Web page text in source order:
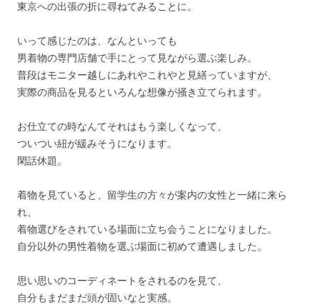
東京への出張の折に尋ねてみることに。
いって感じたのは、なんといっても
男着物の専門店舗で手にとって見ながら選ぶ楽しみ。
普段はモニター越しにあれやこれやと見繕っていますが、
実際の商品を見るといろんな想像が掻き立てられます。
お仕立ての時なんてそれはもう楽しくなって、
ついつい紐が緩みそうになります。
閑話休題。
着物を見ていると、留学生の方々が案内の女性と一緒に来ら
れ、
着物選びをされている場面に立ち会うことになりました。
自分以外の男性着物を選ぶ場面に初めて遭遇しました。
思い思いのコーディネートをされるのを見て、
自分もまだまだ頭が固いなと実感。